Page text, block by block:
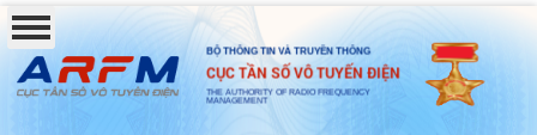
BỘ THÔNG TIN VÀ TRUYỀN THÔNG
CỤC TẦN SỐ VÔ TUYẾN ĐIỆN
THE AUTHORITY OF RADIO FREQUENCY
MANAGEMENT